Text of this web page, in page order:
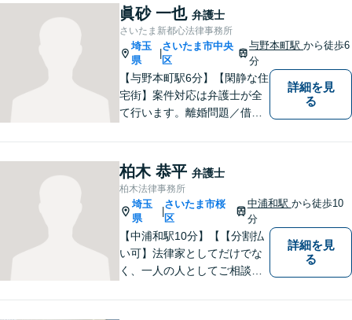
で、様々な問題に直面してき
ました。相談だけでもお気軽
にお問合せください。
眞砂 一也 弁護士
さいたま新都心法律事務所
埼玉
県
さいたま市中央
区
与野本町駅から徒歩6
分
【与野本町駅6分】【閑静な住
宅街】案件対応は弁護士が全
て行います。離婚問題／借
幅広く対応しております。迅
速かつ丁寧な対応を心がけて
おりますので、お気軽にご相
談ください。【弁護士歴10年
以上】【初回相談30分無料】
詳細を見
る
柏木 恭平 弁護士
柏木法律事務所
埼玉
県
|
さいたま市桜
区
中浦和駅 から徒歩10
分
【中浦和駅10分】【【分割払
い可】法律家としてだけでな
く、一人の人としてご相談者
することを心がけています。
詳細を見
る